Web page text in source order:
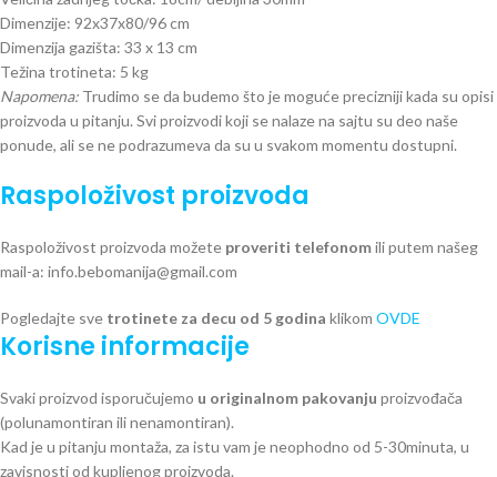
Dimenzije: 92x37x80/96 cm
Dimenzija gazišta: 33 x 13 cm
Težina trotineta: 5 kg
Napomena: Trudimo se da budemo što je moguće precizniji kada su opisi
proizvoda u pitanju. Svi proizvodi koji se nalaze na sajtu su deo naše
ponude, ali se ne podrazumeva da su u svakom momentu dostupni.
Raspoloživost proizvoda
Raspoloživost proizvoda možete proveriti telefonomili putem našeg
mail-a: info.bebomanija@gmail.com
Pogledajte sve trotinete za decu od 5 godina klikom OVDE
Korisne informacije
Svaki proizvod isporučujemo u originalnom pakovanju proizvođača
(polunamontiran ili nenamontiran).
Kad je u pitanju montaža, za istu vam je neophodno od 5-30minuta, u
zavisnosti od kupljenog proizvoda.